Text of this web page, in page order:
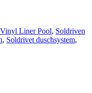
Liner Pool, Soldriven
, Soldrivet duschsystem,